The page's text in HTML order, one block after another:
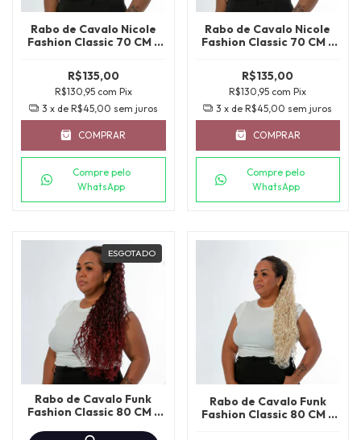
Rabo de Cavalo Nicole
Fashion Classic 70 CM -
R$135,00
R$130,95 com Pix
3 x de R$45,00 sem juros
COMPRAR
Compre pelo
WhatsApp
Rabo de Cavalo Nicole
Fashion Classic 70 CM -
R$135,00
R$130,95 com Pix
3 x deR$45,00 sem juros
COMPRAR
Compre pelo
WhatsApp
ESGOTADO
Rabo de Cavalo Funk
Fashion Classic 80 CM -
Rabo de Cavalo Funk
Fashion Classic 80 CM -